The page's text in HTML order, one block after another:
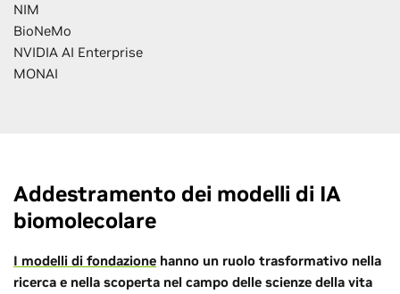
NIM
BioNeMo
NVIDIA AI Enterprise
MONAI
Addestramento dei modelli di IA
biomolecolare
I modelli di fondazione hanno un ruolo trasformativo nella
ricerca e nella scoperta nel campo delle scienze della vita